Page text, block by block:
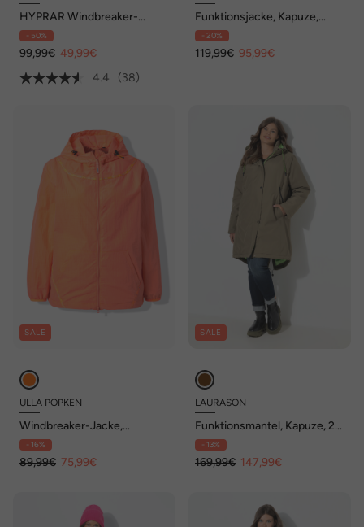
HYPRAR Windbreaker-
Jacke, wasserabweisend,
Kapuze
- 50%
99,99€ 49,99€
4.4
(38)
Funktionsjacke, Kapuze,
oversized, Fledermaus-
Ärmel
- 20%
119,99€ 95,99€
SALE
ULLA POPKEN
Windbreaker-Jacke,
wasserabweisend, Kapuze
- 16%
89,99€ 75,99€
SALE
LAURASON
Funktionsmantel, Kapuze, 2-
Wege-Zipper
- 13%
169,99€ 147,99€